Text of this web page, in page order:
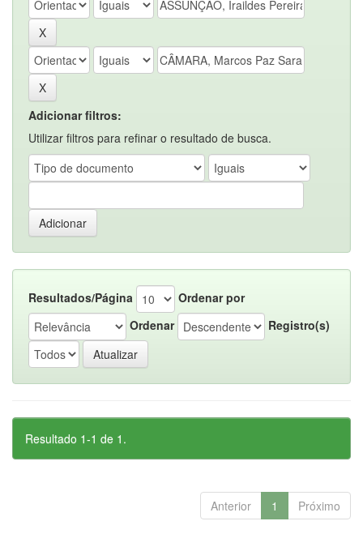
Adicionar filtros:
Utilizar filtros para refinar o resultado de busca.
Resultados/Página
Ordenar por
Ordenar
Registro(s)
Resultado 1-1 de 1.
Anterior 1 Próximo